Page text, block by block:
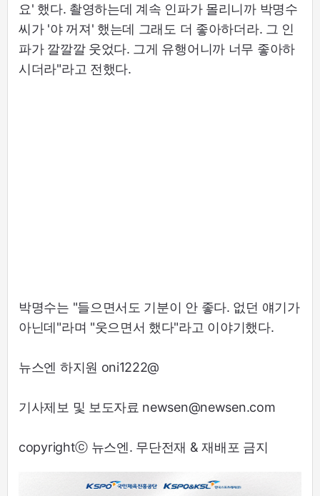
요' 했다. 촬영하는데 계속 인파가 몰리니까 박명수
씨가 '야 꺼져' 했는데 그래도 더 좋아하더라. 그 인
파가 깔깔깔 웃었다. 그게 유행어니까 너무 좋아하
시더라"라고 전했다.
박명수는 "들으면서도 기분이 안 좋다. 없던 얘기가
아닌데"라며 "웃으면서 했다"라고 이야기했다.
뉴스엔 하지원 oni1222@
기사제보 및 보도자료 newsen@newsen.com
copyrightⓒ 뉴스엔. 무단전재 & 재배포 금지